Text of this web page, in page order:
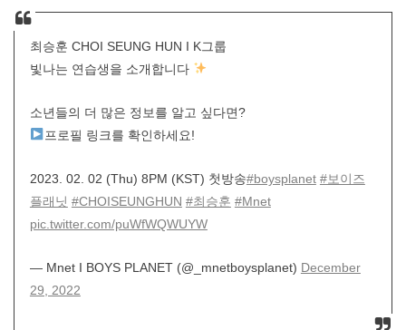
최승훈 CHOI SEUNG HUN I K그룹
빛나는 연습생을 소개합니다
소년들의 더 많은 정보를 알고 싶다면?
프로필 링크를 확인하세요!
2023. 02. 02 (Thu) 8PM (KST) 첫방송#boysplanet #보이즈
플래닛 #CHOISEUNGHUN #최승훈 #Mnet
pic.twitter.com/puWfWQWUYW
— Mnet I BOYS PLANET (@_mnetboysplanet) December
29, 2022